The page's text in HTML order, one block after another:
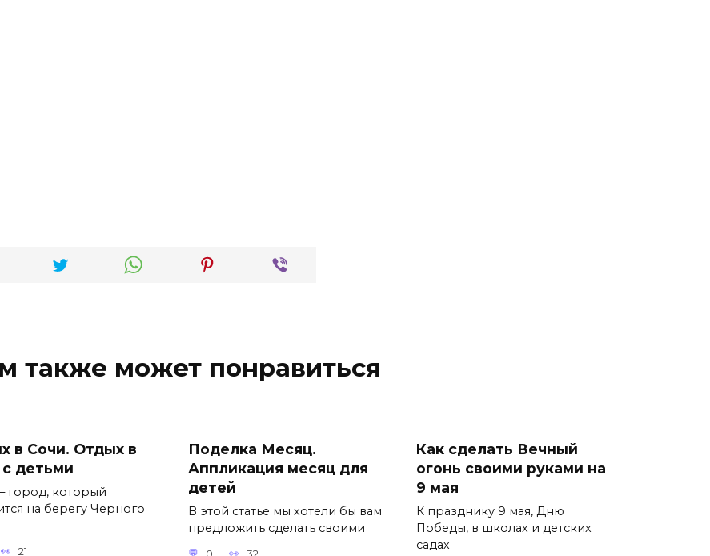
также может понравиться
в Сочи. Отдых в
детьми
город, который
на берегу Черного
21
Поделка Месяц.
Аппликация месяц для
детей
В этой статье мы хотели бы вам
предложить сделать своими
Как сделать Вечный
огонь своими руками на
9 мая
К празднику 9 мая, Дню
Победы, в школах и детских
садах